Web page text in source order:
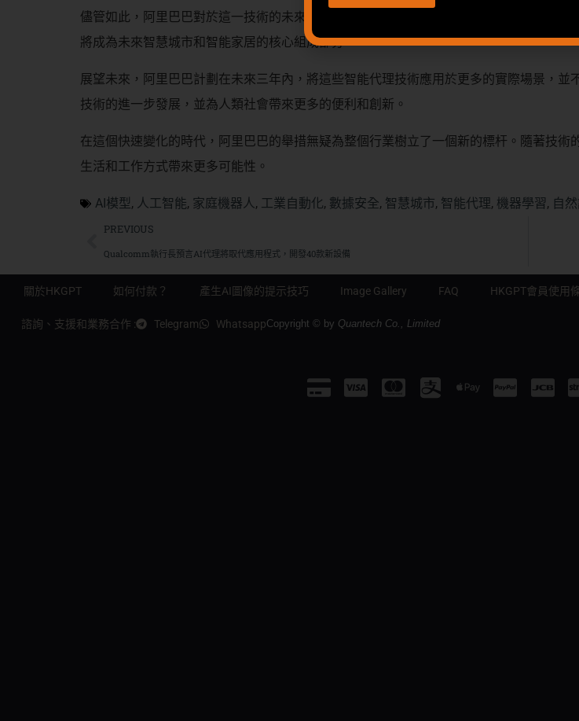
儘管如此，阿里巴巴對於這一技術的未來充滿信心。阿里巴巴的首席技術官在發佈會上
將成為未來智慧城市和智能家居的核心組成部分。
展望未來，阿里巴巴計劃在未來三年內，將這些智能代理技術應用於更多的實際場景，
技術的進一步發展，並為人類社會帶來更多的便利和創新。
在這個快速變化的時代，阿里巴巴的舉措無疑為整個行業樹立了一個新的標杆。隨著技
生活和工作方式帶來更多可能性。
AI模型, 人工智能, 家庭機器人, 工業自動化, 數據安全, 智慧城市, 智能代理, 機器學習, 自
PREVIOUS
Qualcomm執行長預言AI代理將取代應用程式，開發40款新設備
關於HKGPT 如何付款？ 產生AI圖像的提示技巧 Image Gallery FAQ HKGPT會員使用
諮詢、支援和業務合作 : Telegram WhatsappCopyright © by Quantech Co., Limited